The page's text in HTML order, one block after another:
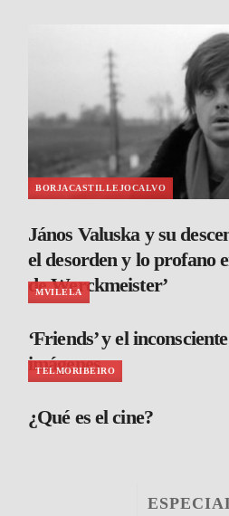
BORJACASTILLEJOCALVO
János Valuska y su
el desorden y lo profano
de Werckmeister’
MVILELA
‘Friends’ y el
imágenes
TELMORIBEIRO
¿Qué es el cine?